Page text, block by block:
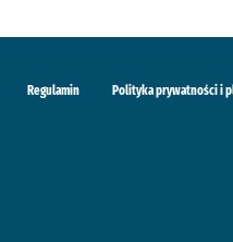
Regulamin Polityka prywatności i